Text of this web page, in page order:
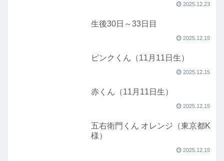
2025.12.23
生後30日～33日目
2025.12.15
ピンクくん（11月11日生）
2025.12.15
赤くん（11月11日生）
2025.12.15
五右衛門くん オレンジ（東京都K
様）
2025.12.15